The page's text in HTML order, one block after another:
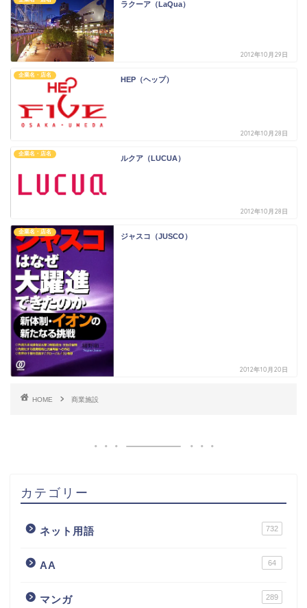
ラクーア（LaQua）
2012年10月29日
企業名・店名
HEP（ヘップ）
2012年10月28日
企業名・店名
ルクア（LUCUA）
2012年10月28日
企業名・店名
ジャスコ（JUSCO）
2012年10月20日
HOME 商業施設
カテゴリー
ネット用語 732
AA 64
マンガ 289